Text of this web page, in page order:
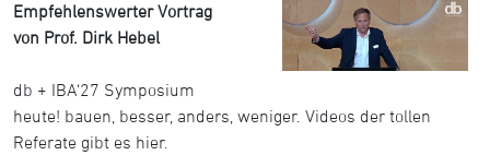
Empfehlenswerter Vortrag
von Prof. Dirk Hebel
db + IBA‘27 Symposium
heute! bauen, besser, anders, weniger. Videos der tollen
Referate gibt es hier.